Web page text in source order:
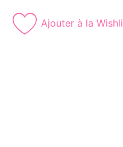
Ajouter à la